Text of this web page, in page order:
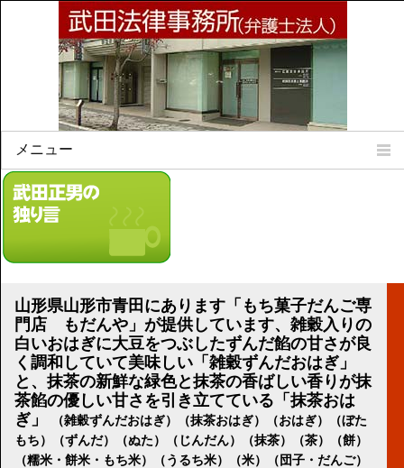
メニュー
Home
所属弁護士
法律相談案内
事務所所在地
リンク集
顧問契約について
講演のご案内
気をつけたい法律のポイント
武田正男の独り言
山形県山形市青田にあります「もち菓子だんご専
門店 もだんや」が提供しています、雑穀入りの
白いおはぎに大豆をつぶしたずんだ餡の甘さが良
く調和していて美味しい「雑穀ずんだおはぎ」
と、抹茶の新鮮な緑色と抹茶の香ばしい香りが抹
茶餡の優しい甘さを引き立てている「抹茶おは
ぎ」
（雑穀ずんだおはぎ）（抹茶おはぎ）（おはぎ）（ぼた
もち）（ずんだ）（ぬた）（じんだん）（抹茶）（茶）（餅）
（糯米・餅米・もち米）（うるち米）（米）（団子・だんご）